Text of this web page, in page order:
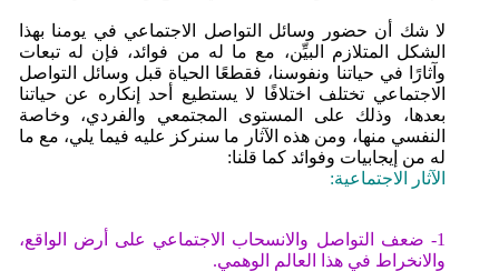
لا شك أن حضور وسائل التواصل الاجتماعي في يومنا بهذا
الشكل المتلازم البيِّن، مع ما له من فوائد، فإن له تبعات
وآثارًا في حياتنا ونفوسنا، فقطعًا الحياة قبل وسائل التواصل
الاجتماعي تختلف اختلافًا لا يستطيع أحد إنكاره عن حياتنا
بعدها، وذلك على المستوى المجتمعي والفردي، وخاصة
النفسي منها، ومن هذه الآثار ما سنركز عليه فيما يلي، مع ما
له من إيجابيات وفوائد كما قلنا:
الآثار الاجتماعية:
1- ضعف التواصل والانسحاب الاجتماعي على أرض الواقع،
والانخراط في هذا العالم الوهمي.